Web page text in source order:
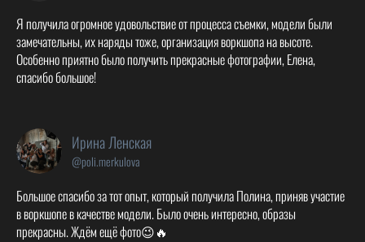
Я получила огромное удовольствие от процесса съемки, модели были
замечательны, их наряды тоже, организация воркшопа на высоте.
Особенно приятно было получить прекрасные фотографии, Елена,
спасибо большое!
Ирина Ленская
@poli.merkulova
Большое спасибо за тот опыт, который получила Полина, приняв участие
в воркшопе в качестве модели. Было очень интересно, образы
прекрасны. Ждём ещё фото😉🔥